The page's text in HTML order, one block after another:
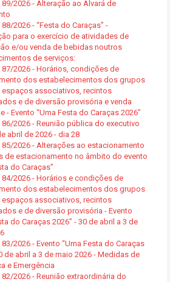
89/2026 - Alteração ao Alvará de
88/2026 - “Festa do Caraças” -
para o exercício de atividades de
e/ou venda de bebidas noutros
de serviços:
87/2026 - Horários, condições de
dos estabelecimentos dos grupos
espaços associativos, recintos
e de diversão provisória e venda
- Evento “Uma Festa do Caraças 2026”
86/2026 - Reunião pública do executivo
abril de 2026 - dia 28
85/2026 - Alterações ao estacionamento
de estacionamento no âmbito do evento
do Caraças”
84/2026 - Horários e condições de
dos estabelecimentos dos grupos
espaços associativos, recintos
e de diversão provisória - Evento
do Caraças 2026” - 30 de abril a 3 de
83/2026 - Evento “Uma Festa do Caraças
de abril a 3 de maio 2026 - Medidas de
e Emergência
82/2026 - Reunião extraordinária do